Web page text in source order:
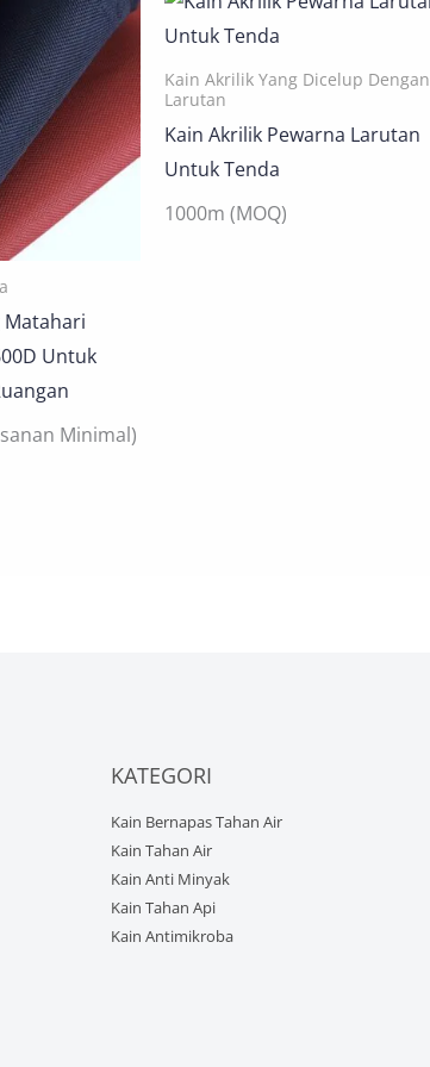
Matahari
Untuk
Minimal)
Kain Akrilik Yang Dicelup Dengan
Larutan
Kain Akrilik Pewarna Larutan
Untuk Tenda
1000m (MOQ)
KATEGORI
Kain Bernapas Tahan Air
Kain Tahan Air
Kain Anti Minyak
Kain Tahan Api
Kain Antimikroba